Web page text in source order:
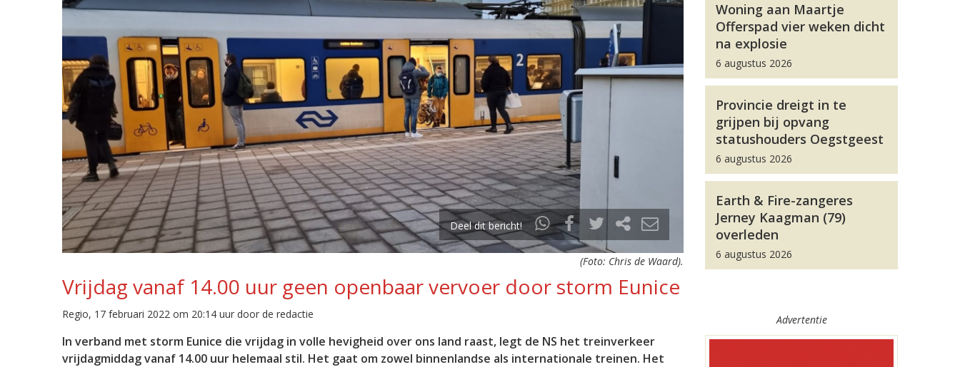
Deel dit bericht!
(Foto: Chris de Waard).
Vrijdag vanaf 14.00 uur geen openbaar vervoer door storm Eunice
Regio, 17 februari 2022 om 20:14 uur door de redactie
In verband met storm Eunice die vrijdag in volle hevigheid over ons land raast, legt de NS het treinverkeer
vrijdagmiddag vanaf 14.00 uur helemaal stil. Het gaat om zowel binnenlandse als internationale treinen. Het
Woning aan Maartje
Offerspad vier weken dicht
na explosie
6 augustus 2026
Provincie dreigt in te
grijpen bij opvang
statushouders Oegstgeest
6 augustus 2026
Earth & Fire-zangeres
Jerney Kaagman (79)
overleden
6 augustus 2026
Advertentie